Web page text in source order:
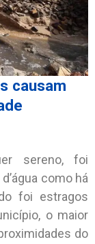
causam
sereno, foi
como há
foi estragos
o maior
do